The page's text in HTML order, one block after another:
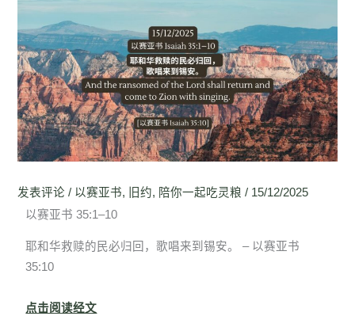
发表评论 / 以赛亚书, 旧约, 陪你一起吃灵粮 / 15/12/2025
以赛亚书 35:1–10
耶和华救赎的民必归回，歌唱来到锡安。 – 以赛亚书
35:10
点击阅读经文